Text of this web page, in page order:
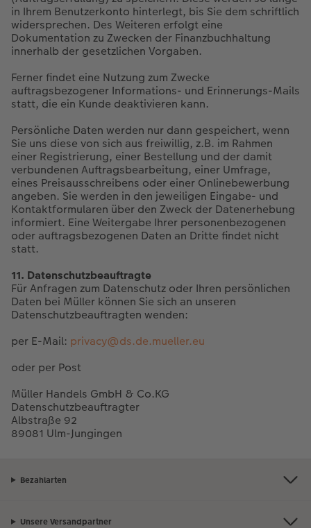
in Ihrem Benutzerkonto hinterlegt, bis Sie dem schriftlich
widersprechen. Des Weiteren erfolgt eine
Dokumentation zu Zwecken der Finanzbuchhaltung
innerhalb der gesetzlichen Vorgaben.
Ferner findet eine Nutzung zum Zwecke
auftragsbezogener Informations- und Erinnerungs-Mails
statt, die ein Kunde deaktivieren kann.
Persönliche Daten werden nur dann gespeichert, wenn
Sie uns diese von sich aus freiwillig, z.B. im Rahmen
einer Registrierung, einer Bestellung und der damit
verbundenen Auftragsbearbeitung, einer Umfrage,
eines Preisausschreibens oder einer Onlinebewerbung
angeben. Sie werden in den jeweiligen Eingabe- und
Kontaktformularen über den Zweck der Datenerhebung
informiert. Eine Weitergabe Ihrer personenbezogenen
oder auftragsbezogenen Daten an Dritte findet nicht
statt.
11. Datenschutzbeauftragte
Für Anfragen zum Datenschutz oder Ihren persönlichen
Daten bei Müller können Sie sich an unseren
Datenschutzbeauftragten wenden:
per E-Mail: privacy@ds.de.mueller.eu
oder per Post
Müller Handels GmbH & Co.KG
Datenschutzbeauftragter
Albstraße 92
89081 Ulm-Jungingen
Bezahlarten
Unsere Versandpartner